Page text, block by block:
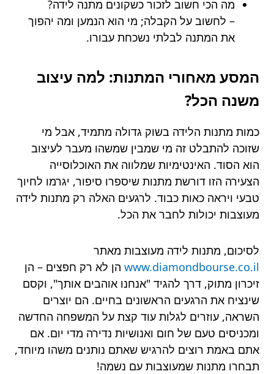
מה הכי חשוב לזכור כשקונים מתנה לידה?
– לחשוב על הקבלה; מי הוא הנמען ומה יהפוך
את המתנה לבלתי נשכחת עבורו.
המסע מאחורי המתנות: למה עיצוב
משנה הכל?
כמות מתנות הלידה בשוק גדולה מתמיד, אבל מי
שזוכה להתבלט זה מי שמבין שמשהו מעבר לעיצוב
הוא הסוד. האינטימיות שמלווה את האוכלוסייה
הצעירה הזו דורשת מתנות שיספרו סיפור, יגרמו לחיוך
טבעי ויראה כאות כבוד. לרגעים האלה רק מתנות לידה
מעוצבות יכולות לחבר את הכל.
לסיכום, מתנות לידה מעוצבות מאתר
www.diamondbourse.co.il הן לא רק חפצים – הן
זיכרון מתוק, דרך להגיד "אנחנו אוהבים אותך", וקסם
שינציח את הרגעים הראשונים בחיים. הם יוצרים
השראה, עוזרים לגלות עוד קצת על המשפחה החדשה
ומכניסים טעם של חום ואנושיות נדירה מדי יום. אם
אתם באמת רוצים להרגיש שאתם נותנים משהו מיוחד,
תבחרו מתנות שמעוצבות עם נשמה!